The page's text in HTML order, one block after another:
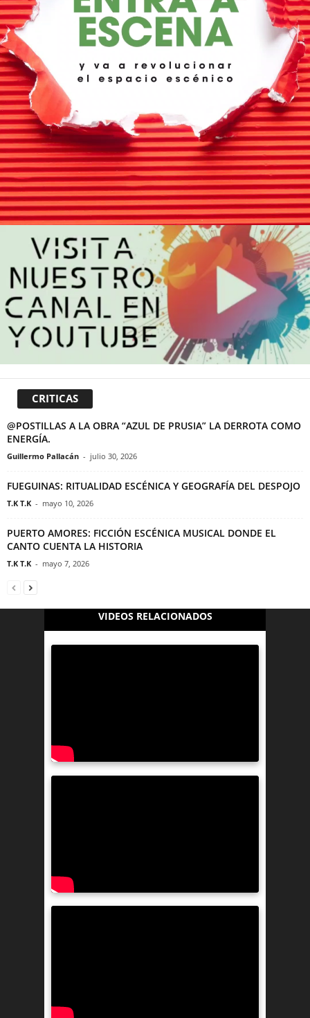
CRITICAS
@POSTILLAS A LA OBRA “AZUL DE PRUSIA” LA DERROTA COMO
ENERGÍA.
Guillermo Pallacán - julio 30, 2026
FUEGUINAS: RITUALIDAD ESCÉNICA Y GEOGRAFÍA DEL DESPOJO
T.K T.K - mayo 10, 2026
PUERTO AMORES: FICCIÓN ESCÉNICA MUSICAL DONDE EL
CANTO CUENTA LA HISTORIA
T.K T.K - mayo 7, 2026
VIDEOS RELACIONADOS